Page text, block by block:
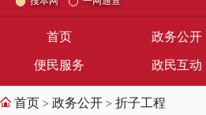
首页 政务公开
便民服务 政民互动
首页 > 政务公开 > 折子工程